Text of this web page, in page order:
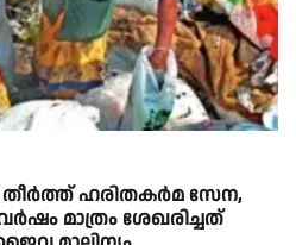
തീര്‍ത്ത് ഹരിതകര്‍മ സേന,
മാത്രം ശേഖരിച്ചത്